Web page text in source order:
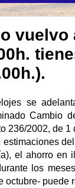
vuelvo
se
Cambio
236/2002, de
estimaciones
el ahorro en
los
octubre- puede